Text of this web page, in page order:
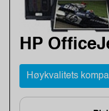
HP
Høykvalitets